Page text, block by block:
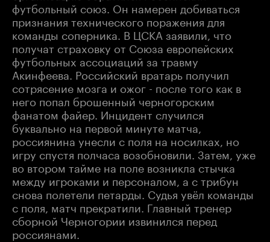
футбольный союз. Он намерен добиваться
признания технического поражения для
команды соперника. В ЦСКА заявили, что
получат страховку от Союза европейских
футбольных ассоциаций за травму
Акинфеева. Российский вратарь получил
сотрясение мозга и ожог - после того как в
него попал брошенный черногорским
фанатом файер. Инцидент случился
буквально на первой минуте матча,
россиянина унесли с поля на носилках, но
игру спустя полчаса возобновили. Затем, уже
во втором тайме на поле возникла стычка
между игроками и персоналом, а с трибун
снова полетели петарды. Судья увёл команды
с поля, матч прекратили. Главный тренер
сборной Черногории извинился перед
россиянами.